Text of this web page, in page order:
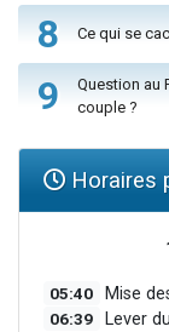
8 Ce qui se
9
Question au
couple ?
Horaires
05:40 Mise
06:39 Lever